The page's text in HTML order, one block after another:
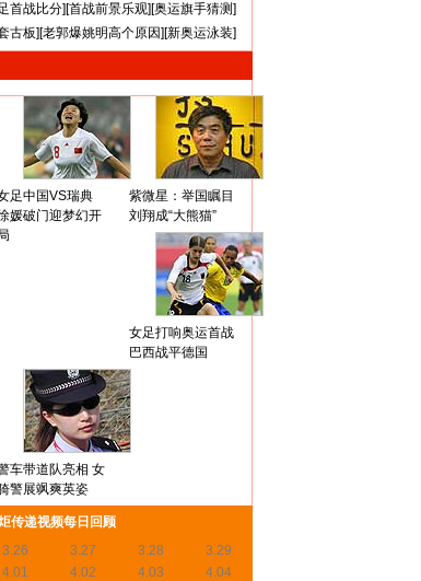
首战比分][首战前景乐观][奥运旗手猜测]
古板][老郭爆姚明高个原因][新奥运泳装]
足中国VS瑞典
媛破门迎梦幻开
紫微星：举国瞩目
刘翔成“大熊猫”
女足打响奥运首战
巴西战平德国
车带道队亮相 女
警展飒爽英姿
传递视频每日回顾
3.26 3.27 3.28
3.29
4.01 4.02 4.03
4.04